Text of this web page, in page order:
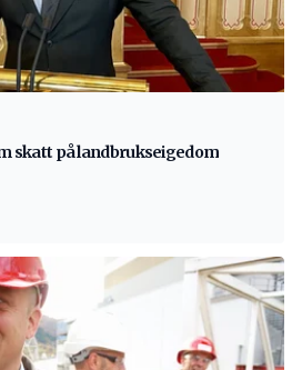
skatt på landbrukseigedom